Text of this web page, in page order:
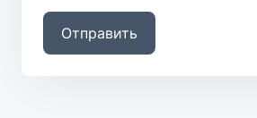
Отправить